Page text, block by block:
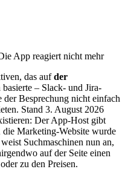
App reagiert nicht mehr
das aufder
basierte – Slack- und Jira-
Besprechung nicht einfach
Stand 3. August 2026
Der App-Host gibt
Marketing-Website wurde
Suchmaschinen nun an,
auf der Seite einen
zu den Preisen.